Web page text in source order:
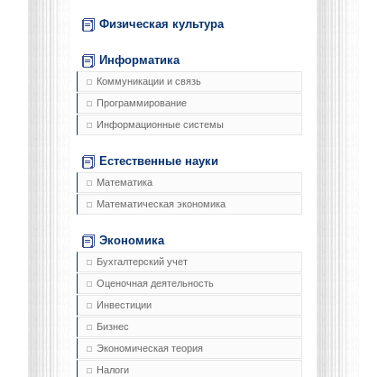
Физическая культура
Информатика
Коммуникации и связь
Программирование
Информационные системы
Естественные науки
Математика
Математическая экономика
Экономика
Бухгалтерский учет
Оценочная деятельность
Инвестиции
Бизнес
Экономическая теория
Налоги